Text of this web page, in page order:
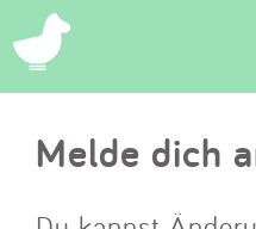
Melde dich